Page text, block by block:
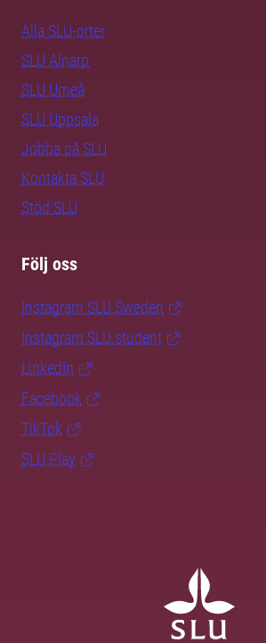
Alla SLU-orter
SLU Alnarp
SLU Umeå
SLU Uppsala
Jobba på SLU
Kontakta SLU
Stöd SLU
Följ oss
Instagram SLU.Sweden
Instagram SLU.student
LinkedIn
Facebook
TikTok
SLU Play